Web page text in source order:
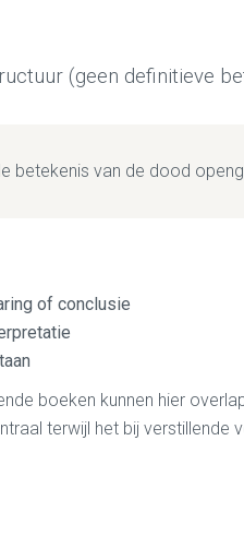
(geen definitieve
betekenis van de dood
of conclusie
boeken kunnen hier
terwijl het bij verstillende